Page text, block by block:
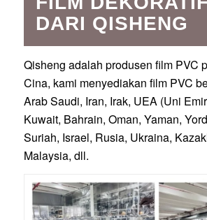
DARI QISHENG
Qisheng adalah produsen film PVC
Cina, kami menyediakan film PVC
Arab Saudi, Iran, Irak, UEA (Uni
Kuwait, Bahrain, Oman, Yaman,
Suriah, Israel, Rusia, Ukraina,
Malaysia, dll.